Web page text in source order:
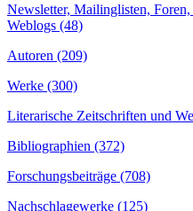
Newsletter, Mailinglisten,
Weblogs (48)
Autoren (209)
Werke (300)
Literarische Zeitschriften und
Bibliographien (372)
Forschungsbeiträge (708)
Nachschlagewerke (125)